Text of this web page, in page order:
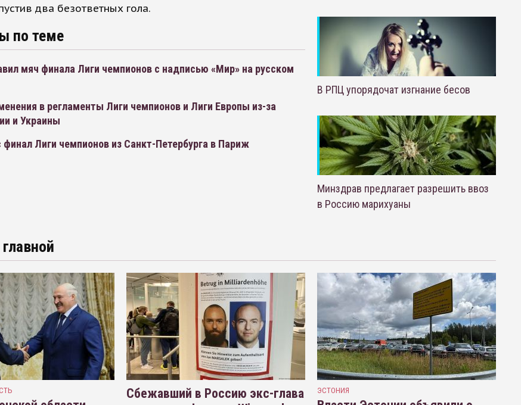
два безответных гола.
по теме
мяч финала Лиги чемпионов с надписью «Мир» на русском
в регламенты Лиги чемпионов и Лиги Европы из-за
и Украины
Лиги чемпионов из Санкт-Петербурга в Париж
В РПЦ упорядочат изгнание бесов
Минздрав предлагает разрешить ввоз
в Россию марихуаны
Сбежавший в Россию экс-глава
ЭСТОНИЯ